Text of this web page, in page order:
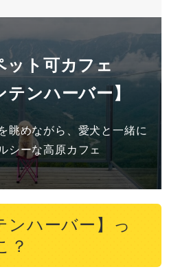
ト可カフェ
テンハーバー】
眺めながら、愛犬と一緒に
シーな高原カフェ
ンハーバー】っ
？